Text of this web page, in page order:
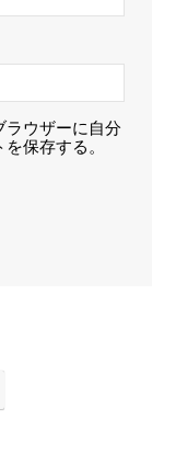
ラウザーに自分
保存する。